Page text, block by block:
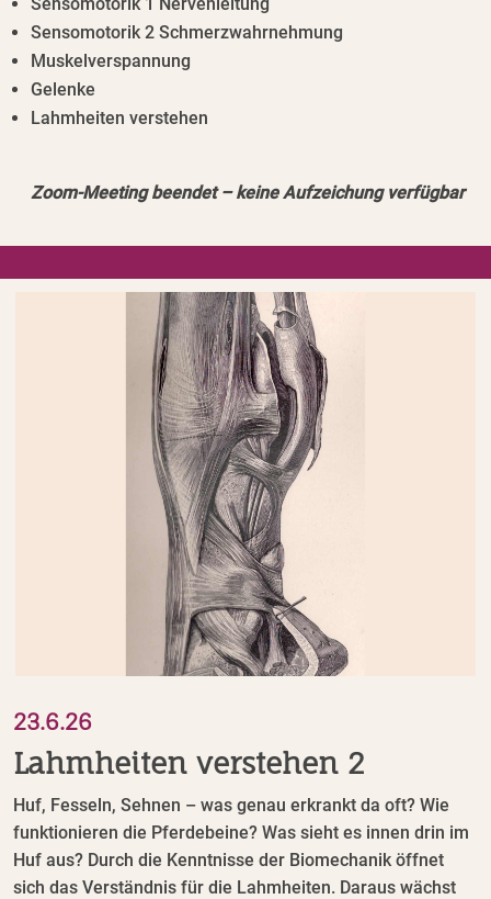
Sensomotorik 2 Schmerzwahrnehmung
Muskelverspannung
Gelenke
Lahmheiten verstehen
Zoom-Meeting beendet – keine Aufzeichung verfügbar
23.6.26
Lahmheiten verstehen 2
Huf, Fesseln, Sehnen – was genau erkrankt da oft? Wie
funktionieren die Pferdebeine? Was sieht es innen drin im
Huf aus? Durch die Kenntnisse der Biomechanik öffnet
sich das Verständnis für die Lahmheiten. Daraus wächst